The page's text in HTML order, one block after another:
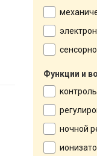
Функции и
ночной